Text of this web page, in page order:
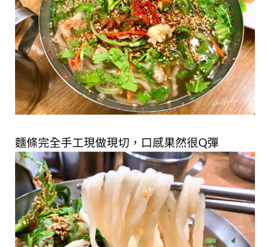
麵條完全手工現做現切，口感果然很Q彈